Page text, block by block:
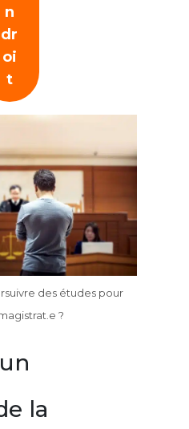
n
dr
oi
t
des études pour
?
la